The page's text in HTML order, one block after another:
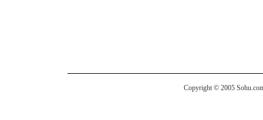
Copyright © 2005